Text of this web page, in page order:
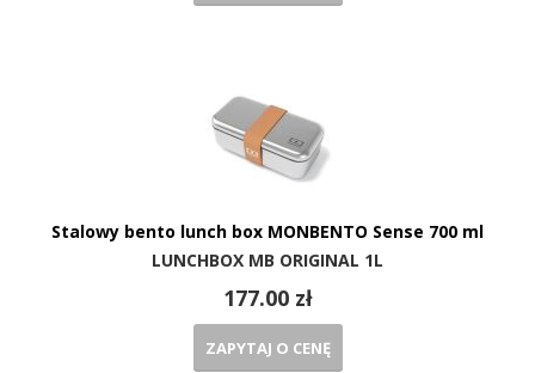
Stalowy bento lunch box MONBENTO Sense 700 ml
LUNCHBOX MB ORIGINAL 1L
177.00 zł
ZAPYTAJ O CENĘ